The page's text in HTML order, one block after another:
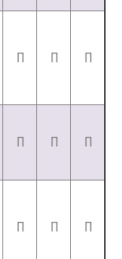
П П П
П П П
П П П